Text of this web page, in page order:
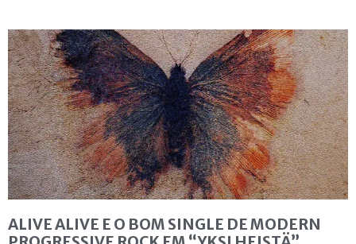
ALIVE ALIVE E O BOM SINGLE DE MODERN